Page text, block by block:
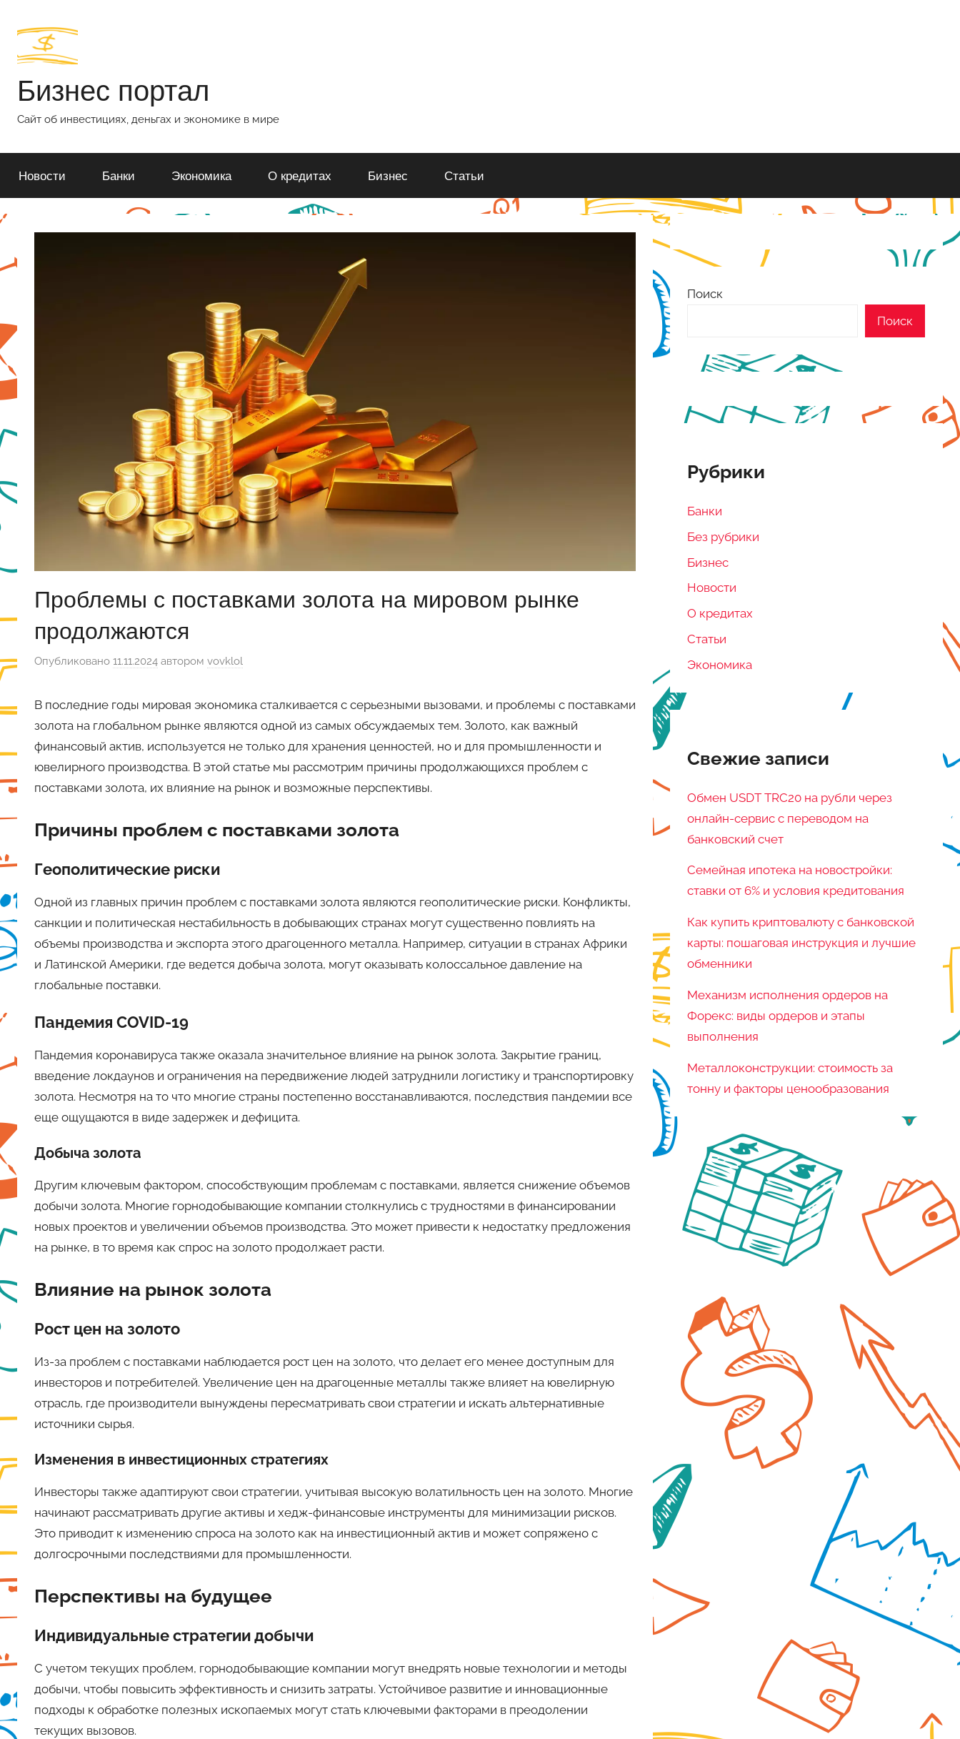
содержимому
Бизнес портал
Сайт об инвестициях, деньгах и экономике в мире
Новости Банки Экономика О кредитах Бизнес Статьи
Проблемы с поставками золота на мировом рынке
продолжаются
Опубликовано 11.11.2024 автором vovklol
В последние годы мировая экономика сталкивается с серьезными вызовами, и проблемы с поставками
золота на глобальном рынке являются одной из самых обсуждаемых тем. Золото, как важный
финансовый актив, используется не только для хранения ценностей, но и для промышленности и
ювелирного производства. В этой статье мы рассмотрим причины продолжающихся проблем с
поставками золота, их влияние на рынок и возможные перспективы.
Причины проблем с поставками золота
Геополитические риски
Одной из главных причин проблем с поставками золота являются геополитические риски. Конфликты,
санкции и политическая нестабильность в добывающих странах могут существенно повлиять на
объемы производства и экспорта этого драгоценного металла. Например, ситуации в странах Африки
и Латинской Америки, где ведется добыча золота, могут оказывать колоссальное давление на
глобальные поставки.
Пандемия COVID-19
Пандемия коронавируса также оказала значительное влияние на рынок золота. Закрытие границ,
введение локдаунов и ограничения на передвижение людей затруднили логистику и транспортировку
золота. Несмотря на то что многие страны постепенно восстанавливаются, последствия пандемии все
еще ощущаются в виде задержек и дефицита.
Добыча золота
Другим ключевым фактором, способствующим проблемам с поставками, является снижение объемов
добычи золота. Многие горнодобывающие компании столкнулись с трудностями в финансировании
новых проектов и увеличении объемов производства. Это может привести к недостатку предложения
на рынке, в то время как спрос на золото продолжает расти.
Влияние на рынок золота
Рост цен на золото
Из-за проблем с поставками наблюдается рост цен на золото, что делает его менее доступным для
инвесторов и потребителей. Увеличение цен на драгоценные металлы также влияет на ювелирную
отрасль, где производители вынуждены пересматривать свои стратегии и искать альтернативные
источники сырья.
Изменения в инвестиционных стратегиях
Инвесторы также адаптируют свои стратегии, учитывая высокую волатильность цен на золото. Многие
начинают рассматривать другие активы и хедж-финансовые инструменты для минимизации рисков.
Это приводит к изменению спроса на золото как на инвестиционный актив и может сопряжено с
долгосрочными последствиями для промышленности.
Перспективы на будущее
Индивидуальные стратегии добычи
С учетом текущих проблем, горнодобывающие компании могут внедрять новые технологии и методы
добычи, чтобы повысить эффективность и снизить затраты. Устойчивое развитие и инновационные
подходы к обработке полезных ископаемых могут стать ключевыми факторами в преодолении
текущих вызовов.
Поиск
Поиск
Рубрики
Банки
Без рубрики
Бизнес
Новости
О кредитах
Статьи
Экономика
Свежие записи
Обмен USDT TRC20 на рубли через
онлайн-сервис с переводом на
банковский счет
Семейная ипотека на новостройки:
ставки от 6% и условия кредитования
Как купить криптовалюту с банковской
карты: пошаговая инструкция и лучшие
обменники
Механизм исполнения ордеров на
Форекс: виды ордеров и этапы
выполнения
Металлоконструкции: стоимость за
тонну и факторы ценообразования